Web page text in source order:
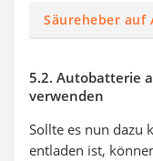
Säureheber auf
5.2. Autobatterie
verwenden
Sollte es nun dazu
entladen ist,